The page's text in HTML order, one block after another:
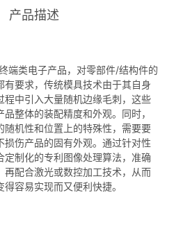
产品描述
端类电子产品，对零部件/结构件的
有要求，传统模具技术由于其自身
程中引入大量随机边缘毛刺，这些
整体的装配精度和外观。同时，
随机性和位置上的特殊性，需要要
损伤产品的固有外观。通过针对性
定制化的专利图像处理算法，准确
再配合激光或数控加工技术，从而
容易实现而又便利快捷。